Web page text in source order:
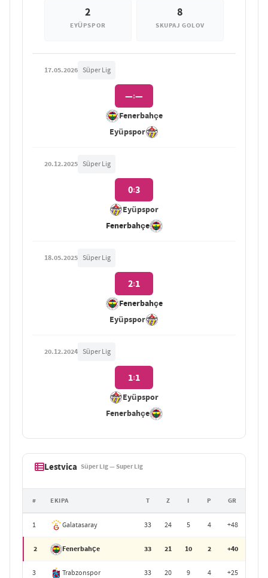
2
EYÜPSPOR
8
SKUPAJ GOLOV
17.05.2026 Süper Lig
Fenerbahçe
—:—
Eyüpspor
20.12.2025 Süper Lig
Eyüpspor
0:3
Fenerbahçe
18.05.2025 Süper Lig
Fenerbahçe
2:1
Eyüpspor
20.12.2024 Süper Lig
Eyüpspor
1:1
Fenerbahçe
Lestvica Süper Lig — Super Lig
# EKIPA T Z I P GR
1 Galatasaray 33 24 5 4 +48
2 Fenerbahçe 33 21 10 2 +40
3 Trabzonspor 33 20 9 4 +25